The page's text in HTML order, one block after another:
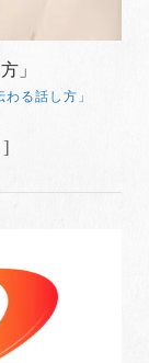
」
る話し方」
]